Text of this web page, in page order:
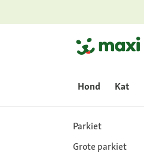
Hond Kat
Parkiet
Grote parkiet